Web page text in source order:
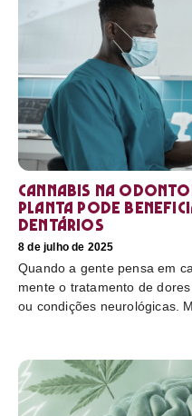
Cannabis na
planta pode
dentários
8 de julho de 2025
Quando a gente pensa em
mente o tratamento de
ou condições neurológicas.